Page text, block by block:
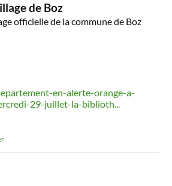
de Boz
officielle de la commune de Boz
en-alerte-orange-a-
29-juillet-la-biblioth...